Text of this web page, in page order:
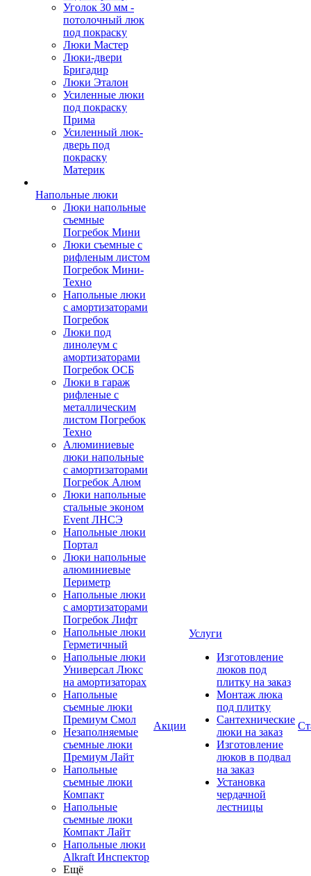
Уголок 30 мм -
потолочный люк
под покраску
Люки Мастер
Люки-двери
Бригадир
Люки Эталон
Усиленные люки
под покраску
Прима
Усиленный люк-
дверь под
покраску
Материк
Напольные люки
Люки напольные
съемные
Погребок Мини
Люки съемные с
рифленым листом
Погребок Мини-
Техно
Напольные люки
с амортизаторами
Погребок
Люки под
линолеум с
амортизаторами
Погребок ОСБ
Люки в гараж
рифленые с
металлическим
листом Погребок
Техно
Алюминиевые
люки напольные
с амортизаторами
Погребок Алюм
Люки напольные
стальные эконом
Event ЛНСЭ
Напольные люки
Портал
Люки напольные
алюминиевые
Периметр
Напольные люки
с амортизаторами
Погребок Лифт
Напольные люки
Герметичный
Напольные люки
Универсал Люкс
на амортизаторах
Напольные
съемные люки
Премиум Смол
Незаполняемые
съемные люки
Премиум Лайт
Напольные
съемные люки
Компакт
Напольные
съемные люки
Компакт Лайт
Напольные люки
Alkraft Инспектор
Ещё
Акции
Услуги
Изготовление
люков под
плитку на заказ
Монтаж люка
под плитку
Сантехнические
люки на заказ
Изготовление
люков в подвал
на заказ
Установка
чердачной
лестницы